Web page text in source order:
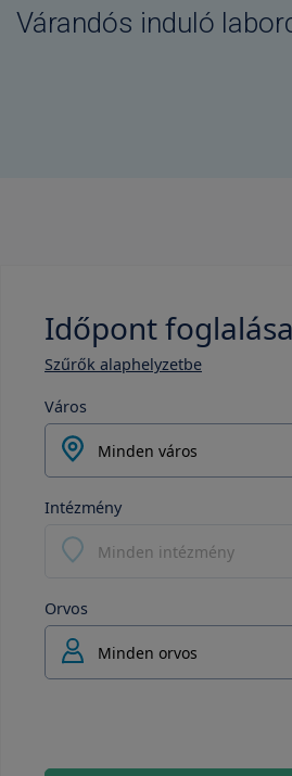
Várandós induló
Időpont foglalása
Szűrők alaphelyzetbe
Város
Minden város
Intézmény
Minden intézmény
Orvos
Minden orvos